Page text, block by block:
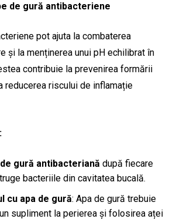
de gură antibacteriene
pot ajuta la combaterea
și la menținerea unui pH echilibrat în
contribuie la prevenirea formării
reducerea riscului de inflamație
gură antibacteriană după fiecare
bacteriile din cavitatea bucală.
cu apa de gură: Apa de gură trebuie
supliment la perierea și folosirea aței